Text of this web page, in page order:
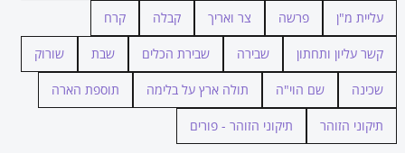
עליית מ"ן פרשה צר ואריך קבלה קרח
קשר עליון ותחתון שבירה שבירת הכלים שבת שורוק
שכינה שם הוי"ה תולה ארץ על בלימה תוספת הארה
תיקוני הזוהר תיקוני הזוהר - פורים